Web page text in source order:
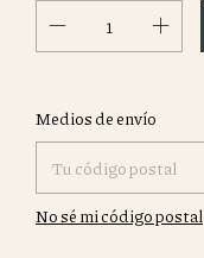
Entregas para el CP:
Medios de envío
No sé mi código postal